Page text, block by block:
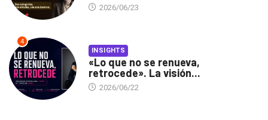
2026/06/23
4
INSIGHTS
«Lo que no se renueva,
retrocede». La visión...
2026/06/22